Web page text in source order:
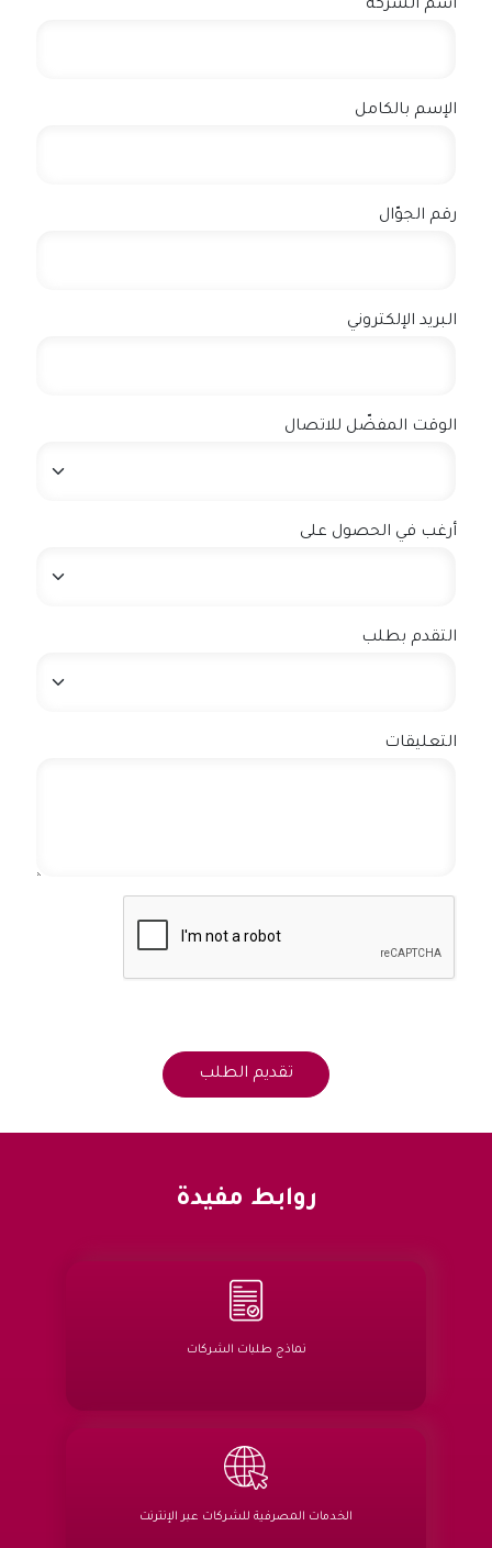
اسم الشركة
الإسم بالكامل
رقم الجوّال
البريد الإلكتروني
الوقت المفضّل للاتصال
أرغب في الحصول على
التقدم بطلب
التعليقات
روابط مفيدة
نماذج طلبات الشركات
الخدمات المصرفية للشركات عبر الإنترنت